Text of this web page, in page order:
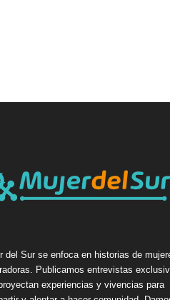
del Sur se enfoca en historias de
Publicamos entrevistas
experiencias y vivencias para